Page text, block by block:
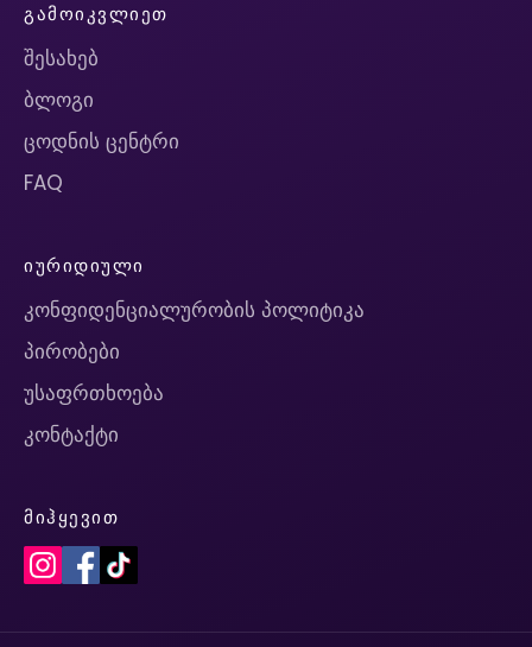
ᲒᲐᲛᲝᲘᲙᲕᲚᲘᲔᲗ
შესახებ
ბლოგი
ცოდნის ცენტრი
FAQ
ᲘᲣᲠᲘᲓᲘᲣᲚᲘ
კონფიდენციალურობის პოლიტიკა
პირობები
უსაფრთხოება
კონტაქტი
ᲛᲘᲰᲧᲔᲕᲘᲗ